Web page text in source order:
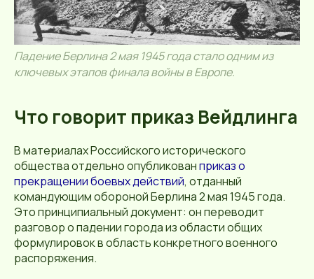
Падение Берлина 2 мая 1945 года стало одним из
ключевых этапов финала войны в Европе.
Что говорит приказ Вейдлинга
В материалах Российского исторического
общества отдельно опубликованприказ о
прекращении боевых действий, отданный
командующим обороной Берлина 2 мая 1945 года.
Это принципиальный документ: он переводит
разговор о падении города из области общих
формулировок в область конкретного военного
распоряжения.